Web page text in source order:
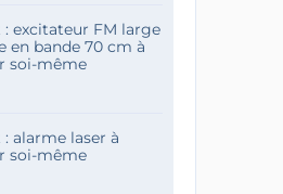
excitateur FM large
en bande 70 cm à
soi-même
alarme laser à
soi-même